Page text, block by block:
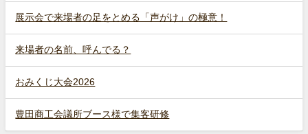
展示会で来場者の足をとめる「声がけ」の極意！
来場者の名前、呼んでる？
おみくじ大会2026
豊田商工会議所ブース様で集客研修